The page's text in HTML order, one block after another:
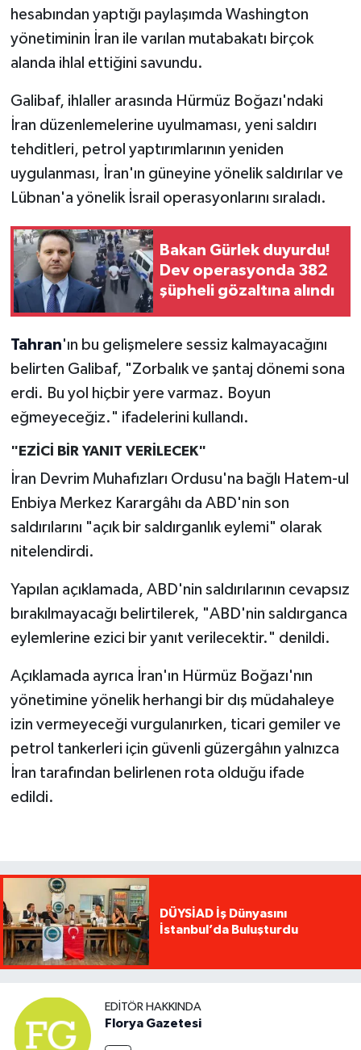
hesabından yaptığı paylaşımda Washington
yönetiminin İran ile varılan mutabakatı birçok
alanda ihlal ettiğini savundu.
Galibaf, ihlaller arasında Hürmüz Boğazı'ndaki
İran düzenlemelerine uyulmaması, yeni saldırı
tehditleri, petrol yaptırımlarının yeniden
uygulanması, İran'ın güneyine yönelik saldırılar ve
Lübnan'a yönelik İsrail operasyonlarını sıraladı.
Bakan Gürlek duyurdu!
Dev operasyonda 382
şüpheli gözaltına alındı
Tahran'ın bu gelişmelere sessiz kalmayacağını
belirten Galibaf, "Zorbalık ve şantaj dönemi sona
erdi. Bu yol hiçbir yere varmaz. Boyun
eğmeyeceğiz." ifadelerini kullandı.
"EZİCİ BİR YANIT VERİLECEK"
İran Devrim Muhafızları Ordusu'na bağlı Hatem-ul
Enbiya Merkez Karargâhı da ABD'nin son
saldırılarını "açık bir saldırganlık eylemi" olarak
nitelendirdi.
Yapılan açıklamada, ABD'nin saldırılarının cevapsız
bırakılmayacağı belirtilerek, "ABD'nin saldırganca
eylemlerine ezici bir yanıt verilecektir." denildi.
Açıklamada ayrıca İran'ın Hürmüz Boğazı'nın
yönetimine yönelik herhangi bir dış müdahaleye
izin vermeyeceği vurgulanırken, ticari gemiler ve
petrol tankerleri için güvenli güzergâhın yalnızca
İran tarafından belirlenen rota olduğu ifade
edildi.
DÜYSİAD İş Dünyasını
İstanbul’da Buluşturdu
EDITÖR HAKKINDA
Florya Gazetesi